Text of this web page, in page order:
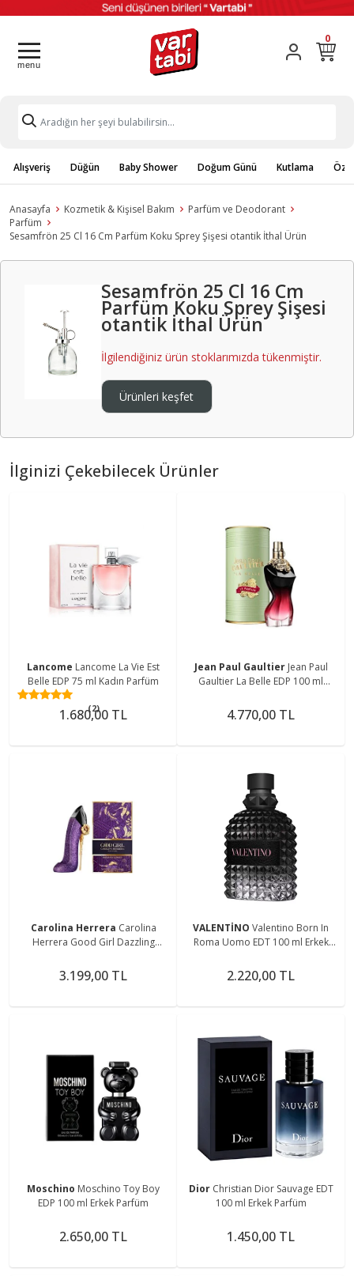
0
Alışveriş Düğün Baby Shower Doğum Günü Kutlama
Anasayfa Kozmetik & Kişisel Bakım
Parfüm ve Deodorant
Parfüm
Sesamfrön 25 Cl 16 Cm Parfüm Koku Sprey Şişesi otantik İthal Ürün
Sesamfrön 25 Cl 16 Cm
Parfüm Koku Sprey Şişesi
otantik İthal Ürün
İlgilendiğiniz ürün stoklarımızda tükenmiştir.
Ürünleri keşfet
İlginizi Çekebilecek Ürünler
Lancome Lancome La Vie Est
Belle EDP 75 ml Kadın Parfüm
(2)
1.680,00 TL
Jean Paul Gaultier Jean Paul
Gaultier La Belle EDP 100 ml
4.770,00 TL
Carolina Herrera Carolina
Herrera Good Girl Dazzling
3.199,00 TL
VALENTİNO Valentino Born In
Roma Uomo EDT 100 ml Erkek
2.220,00 TL
Moschino Moschino Toy Boy
EDP 100 ml Erkek Parfüm
2.650,00 TL
Dior Christian Dior Sauvage EDT
100 ml Erkek Parfüm
1.450,00 TL